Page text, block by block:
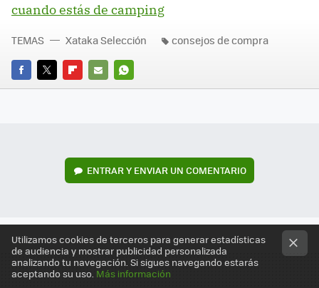
cuando estás de camping
FACEBOOK
TWITTERFLIPBOARD
E-
WHATSAPP
TEMAS Xataka Selección consejos de compra
ENTRAR Y ENVIAR UN COMENTARIO
Utilizamos cookies de terceros para generar estadísticas
de audiencia y mostrar publicidad personalizada
analizando tu navegación. Si sigues navegando estarás
aceptando su uso. Más información